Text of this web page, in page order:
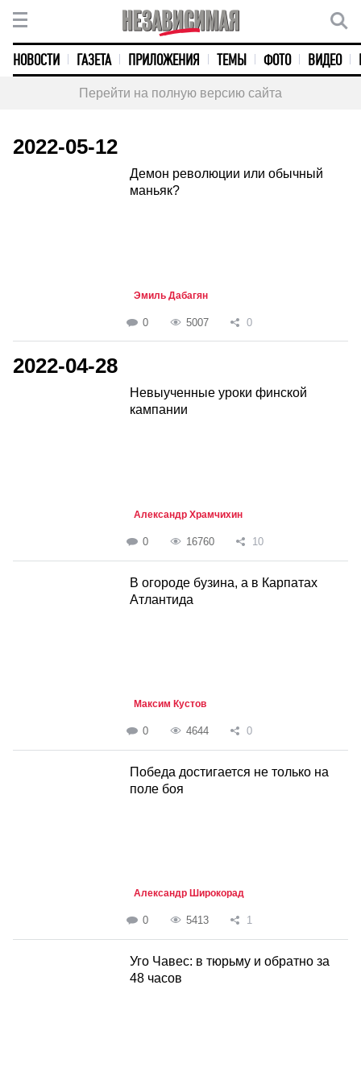
НОВОСТИ ГАЗЕТА ПРИЛОЖЕНИЯ ТЕМЫ ФОТО ВИДЕО
Перейти на полную версию сайта
2022-05-12
Демон революции или обычный
маньяк?
Эмиль Дабагян
0 5007 0
2022-04-28
Невыученные уроки финской
кампании
Александр Храмчихин
0 16760 10
В огороде бузина, а в Карпатах
Атлантида
Максим Кустов
0 4644 0
Победа достигается не только на
поле боя
Александр Широкорад
0 5413 1
Уго Чавес: в тюрьму и обратно за
48 часов